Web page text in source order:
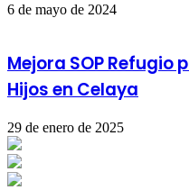
6 de mayo de 2024
Mejora SOP Refugio
Hijos en Celaya
29 de enero de 2025